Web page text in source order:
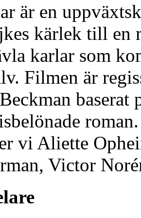
är en
kärlek till en
karlar som
Filmen är
baserat
vi Aliette
Victor